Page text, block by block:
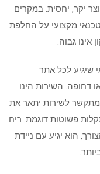
יקר, יחסית. במקרים
טכנאי מקצועי על החלפת
אינו גבוה.
שיגיע לכל אתר
דחופה. השירות הינו
לשירות יתאר את
פשוטות דוגמת: ריח
הוא יגיע עם ניידת